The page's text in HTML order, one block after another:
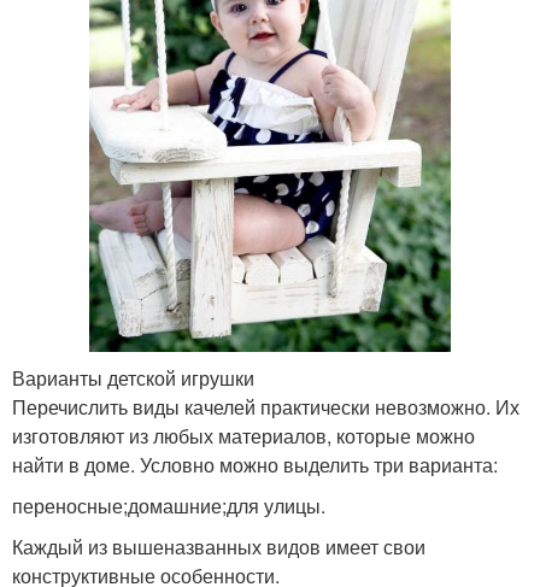
Варианты детской игрушки
Перечислить виды качелей практически невозможно. Их
изготовляют из любых материалов, которые можно
найти в доме. Условно можно выделить три варианта:
переносные;домашние;для улицы.
Каждый из вышеназванных видов имеет свои
конструктивные особенности.